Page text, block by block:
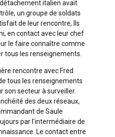
italien avait
un groupe de soldats
de leur rencontre, Ils
en contact avec leur chef
le faire connaître comme
tous les renseignements.
rencontre avec Fred
tous les renseignements
son secteur à surveiller.
des deux réseaux,
de Saule
par l’intermédiaire de
Le contact entre